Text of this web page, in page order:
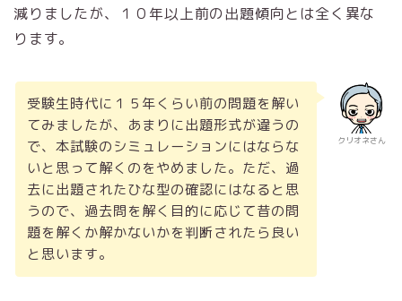
減りましたが、１０年以上前の出題傾向とは全く異な
ります。
クリオネさん
受験生時代に１５年くらい前の問題を解い
てみましたが、あまりに出題形式が違うの
で、本試験のシミュレーションにはならな
いと思って解くのをやめました。ただ、過
去に出題されたひな型の確認にはなると思
うので、過去問を解く目的に応じて昔の問
題を解くか解かないかを判断されたら良い
と思います。